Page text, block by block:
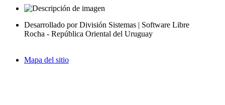
Desarrollado por División Sistemas | Software Libre
Rocha - República Oriental del Uruguay
Mapa del sitio